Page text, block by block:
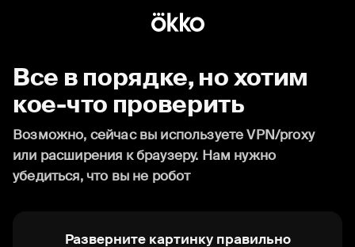
Все в порядке, но хотим
кое-что проверить
Возможно, сейчас вы используете VPN/proxy
или расширения к браузеру. Нам нужно
убедиться, что вы не робот
Разверните картинку правильно